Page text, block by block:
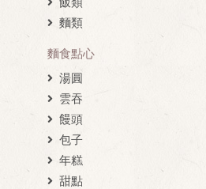
麵類
麵食點心
湯圓
雲吞
饅頭
包子
年糕
甜點